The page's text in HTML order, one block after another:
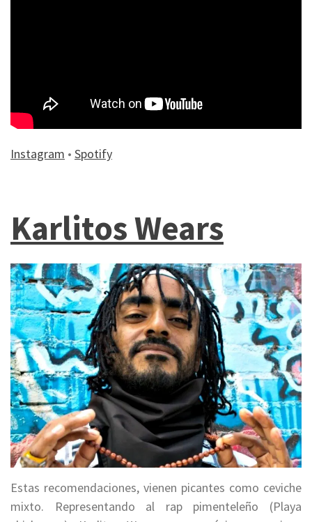
Instagram • Spotify
Karlitos Wears
Estas recomendaciones, vienen picantes como ceviche
mixto. Representando al rap pimenteleño (Playa